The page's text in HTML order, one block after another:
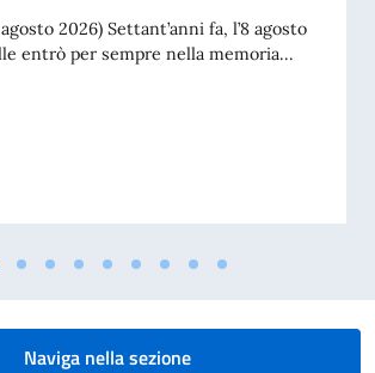
2026) Settant’anni fa, l’8 agosto
entrò per sempre nella memoria...
DEL VICE PRESIDENTE DEL CONSIGLIO DEI
Naviga nella sezione